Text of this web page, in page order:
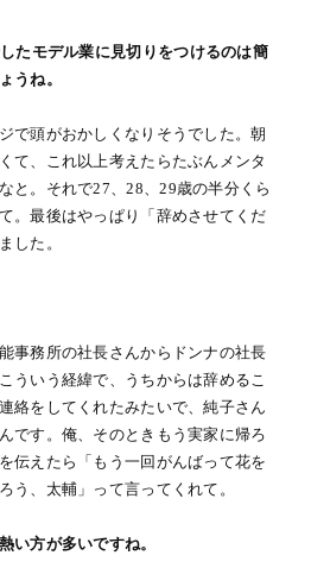
たモデル業に見切りをつけるのは簡
うね。
で頭がおかしくなりそうでした。朝
て、これ以上考えたらたぶんメンタ
と。それで27、28、29歳の半分くら
。最後はやっぱり「辞めさせてくだ
した。
事務所の社長さんからドンナの社長
ういう経緯で、うちからは辞めるこ
絡をしてくれたみたいで、純子さん
です。俺、そのときもう実家に帰ろ
伝えたら「もう一回がんばって花を
う、太輔」って言ってくれて。
い方が多いですね。